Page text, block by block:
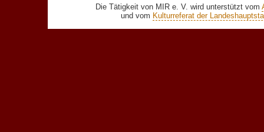
Die Tätigkeit von MIR e. V. wird unterstützt vom
und vom Kulturreferat der